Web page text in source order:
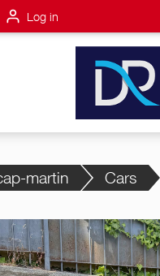
Log in
martin Cars